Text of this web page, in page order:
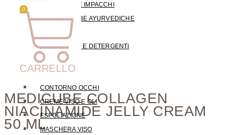
MASCHERE E IMPACCHI
HENNÈ & ERBE AYURVEDICHE
STRUCCANTI E DETERGENTI
TONICI
SIERI
CONTORNO OCCHI
CREME VISO E OLI
ESFOLIAZIONE
MASCHERA VISO
0
CARRELLO
MEDICUBE COLLAGEN
NIACINAMIDE JELLY CREAM
50 ML